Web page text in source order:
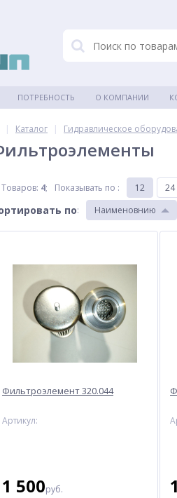
ПОТРЕБНОСТЬ О КОМПАНИИ
| Каталог | Гидравлическое
Товаров: 4; Показывать по : 12 24
по: Наименовнию
Фильтроэлемент 320.044
Артикул:
1 500руб.